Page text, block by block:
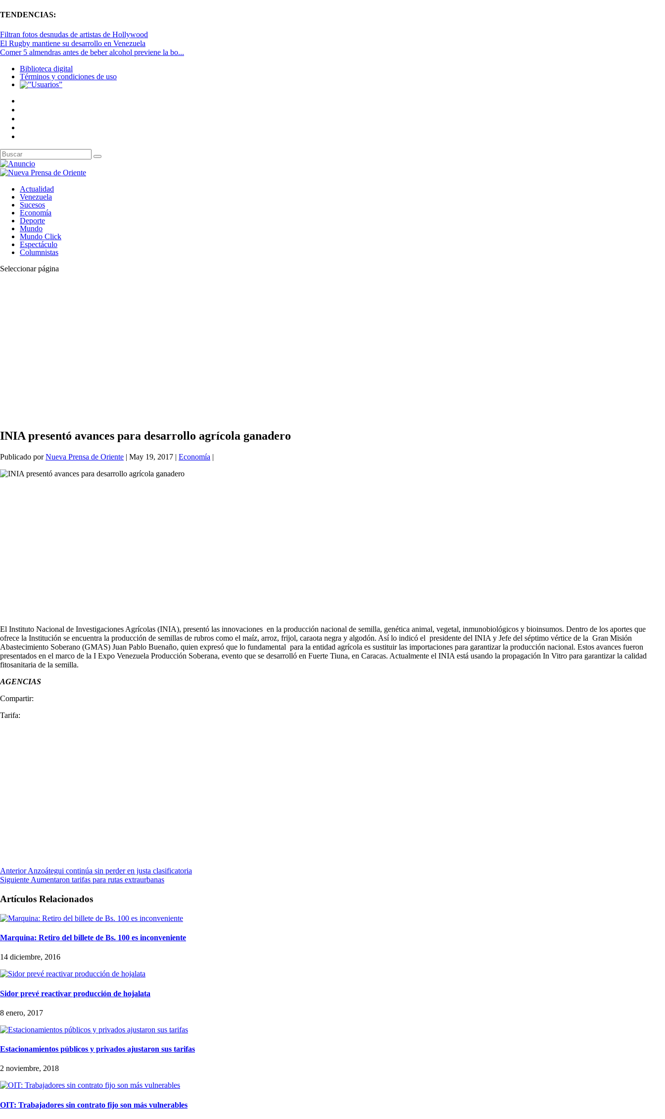
TENDENCIAS:
Filtran fotos desnudas de artistas de Hollywood
El Rugby mantiene su desarrollo en Venezuela
Comer 5 almendras antes de beber alcohol previene la bo...
Biblioteca digital
Términos y condiciones de uso
Actualidad
Venezuela
Sucesos
Economía
Deporte
Mundo
Mundo Click
Espectáculo
Columnistas
Seleccionar página
INIA presentó avances para desarrollo agrícola ganadero
Publicado porNueva Prensa de Oriente | May 19, 2017 | Economía |
El Instituto Nacional de Investigaciones Agrícolas (INIA), presentó las innovaciones en la producción nacional de semilla, genética animal, vegetal, inmunobiológicos y bioinsumos. Dentro de los aportes que
ofrece la Institución se encuentra la producción de semillas de rubros como el maíz, arroz, frijol, caraota negra y algodón. Así lo indicó el presidente del INIA y Jefe del séptimo vértice de la Gran Misión
Abastecimiento Soberano (GMAS) Juan Pablo Buenaño, quien expresó que lo fundamental para la entidad agrícola es sustituir las importaciones para garantizar la producción nacional. Estos avances fueron
presentados en el marco de la I Expo Venezuela Producción Soberana, evento que se desarrolló en Fuerte Tiuna, en Caracas. Actualmente el INIA está usando la propagación In Vitro para garantizar la calidad
fitosanitaria de la semilla.
AGENCIAS
Compartir:
Tarifa:
Anterior Anzoátegui continúa sin perder en justa clasificatoria
Siguiente Aumentaron tarifas para rutas extraurbanas
Artículos Relacionados
Marquina: Retiro del billete de Bs. 100 es inconveniente
14 diciembre, 2016
Sidor prevé reactivar producción de hojalata
8 enero, 2017
Estacionamientos públicos y privados ajustaron sus tarifas
2 noviembre, 2018
OIT: Trabajadores sin contrato fijo son más vulnerables